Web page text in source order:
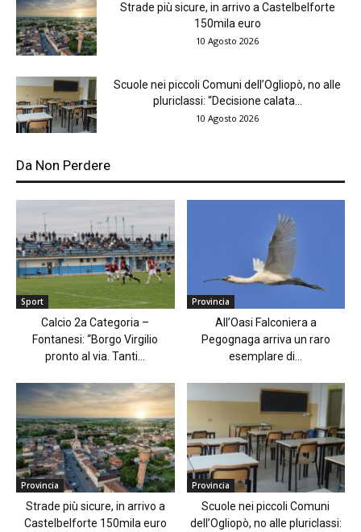
Strade più sicure, in arrivo a Castelbelforte
150mila euro
10 Agosto 2026
Scuole nei piccoli Comuni dell’Ogliopò, no alle
pluriclassi: “Decisione calata...
10 Agosto 2026
Da Non Perdere
Sport
Calcio 2a Categoria –
Fontanesi: “Borgo Virgilio
pronto al via. Tanti...
Provincia
All’Oasi Falconiera a
Pegognaga arriva un raro
esemplare di...
Provincia
Strade più sicure, in arrivo a
Castelbelforte 150mila euro
Provincia
Scuole nei piccoli Comuni
dell’Ogliopò, no alle pluriclassi: